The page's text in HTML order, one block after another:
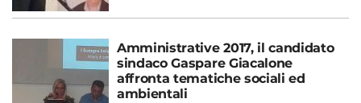
Amministrative 2017, il candidato
sindaco Gaspare Giacalone
affronta tematiche sociali ed
ambientali